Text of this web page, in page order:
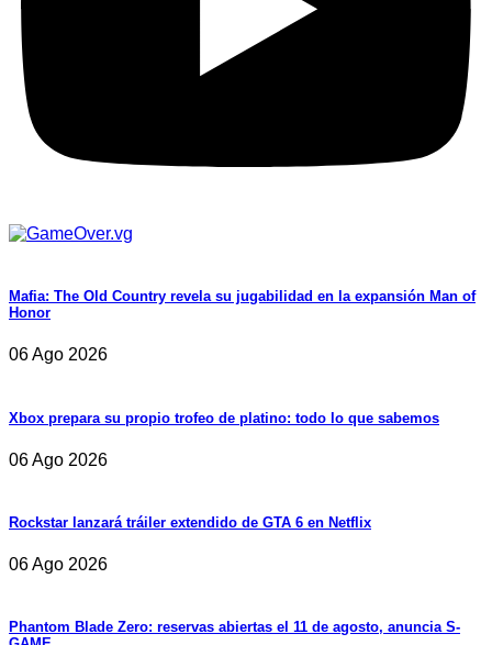
Mafia: The Old Country revela su jugabilidad en la expansión Man of
Honor
06 Ago 2026
Xbox prepara su propio trofeo de platino: todo lo que sabemos
06 Ago 2026
Rockstar lanzará tráiler extendido de GTA 6 en Netflix
06 Ago 2026
Phantom Blade Zero: reservas abiertas el 11 de agosto, anuncia S-